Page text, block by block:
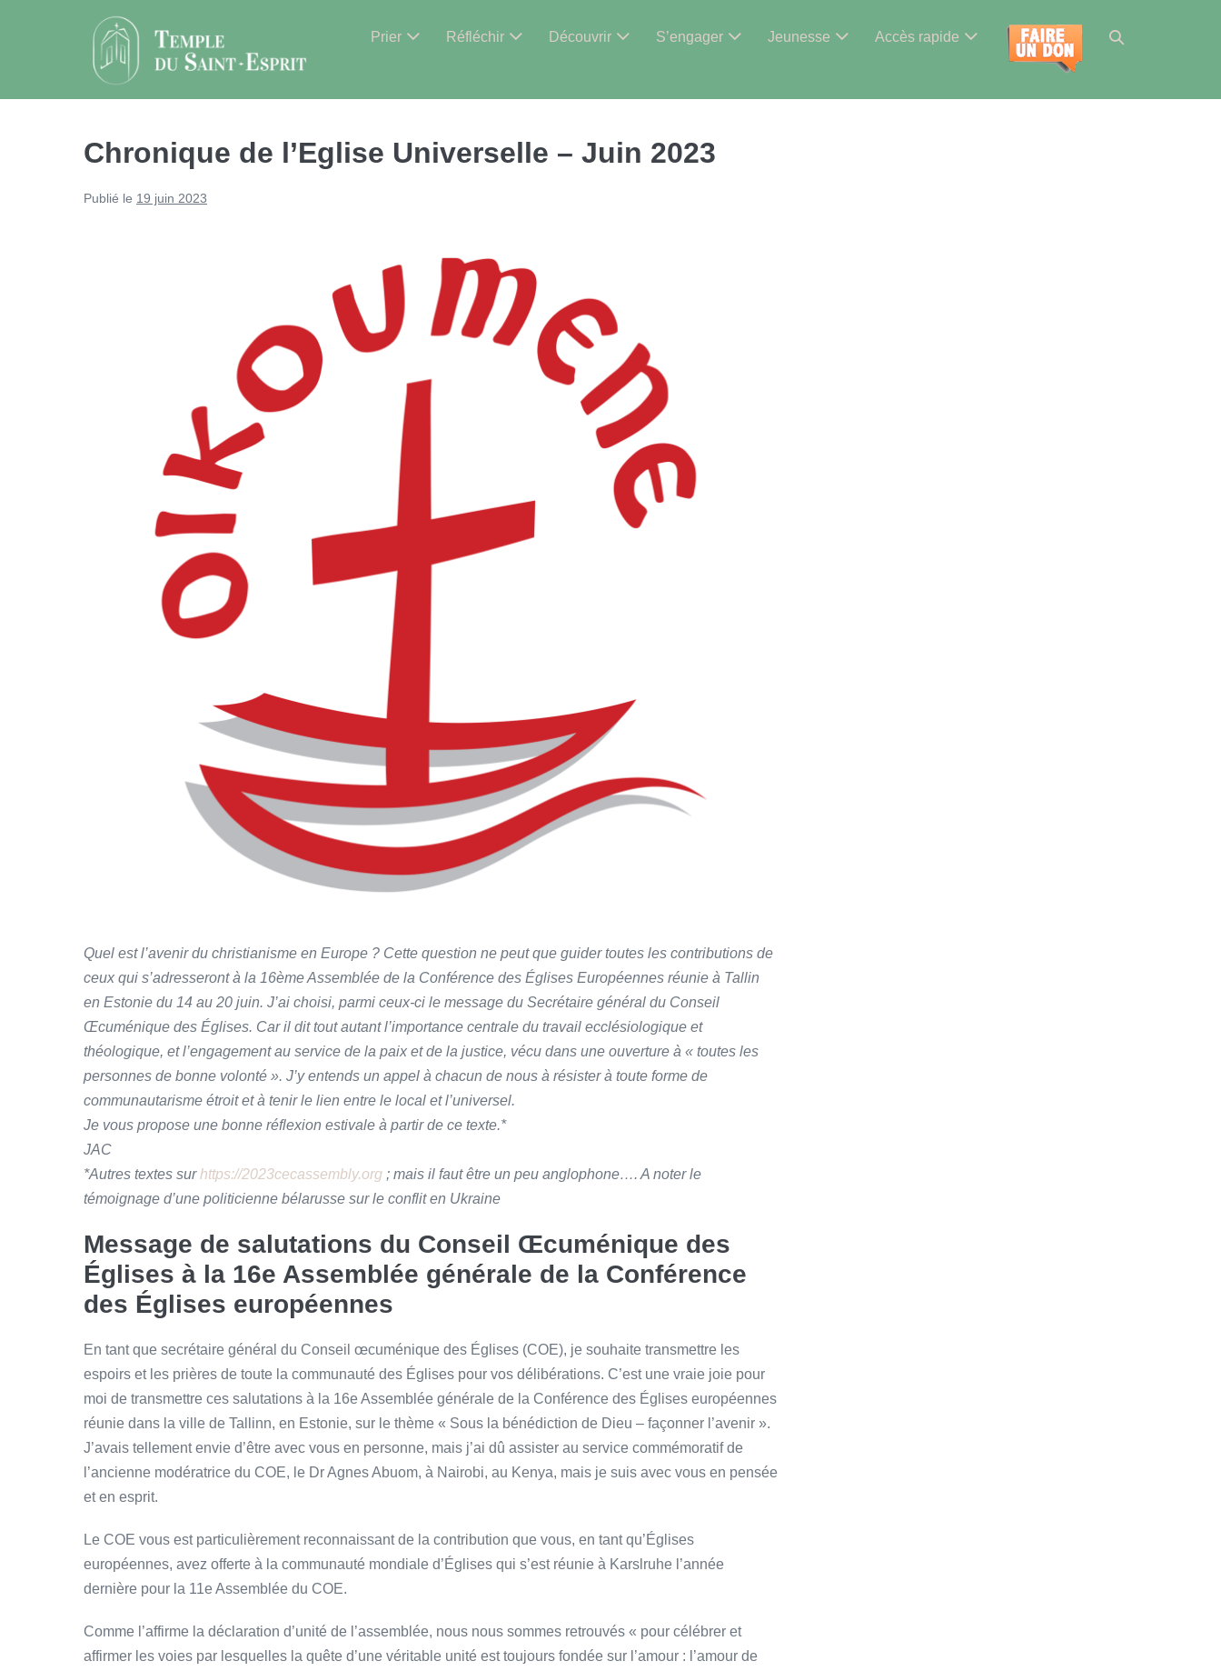
Prier Réfléchir Découvrir S’engager Jeunesse Accès rapide
Basculer
Chronique de l’Eglise Universelle – Juin 2023
Publié le 19 juin 2023
Quel est l’avenir du christianisme en Europe ? Cette question ne peut que guider toutes les contributions de
ceux qui s’adresseront à la 16ème Assemblée de la Conférence des Églises Européennes réunie à Tallin
en Estonie du 14 au 20 juin. J’ai choisi, parmi ceux-ci le message du Secrétaire général du Conseil
Œcuménique des Églises. Car il dit tout autant l’importance centrale du travail ecclésiologique et
théologique, et l’engagement au service de la paix et de la justice, vécu dans une ouverture à « toutes les
personnes de bonne volonté ». J’y entends un appel à chacun de nous à résister à toute forme de
communautarisme étroit et à tenir le lien entre le local et l’universel.
Je vous propose une bonne réflexion estivale à partir de ce texte.*
JAC
*Autres textes surhttps://2023cecassembly.org ; mais il faut être un peu anglophone…. A noter le
témoignage d’une politicienne bélarusse sur le conflit en Ukraine
Message de salutations du Conseil Œcuménique des
Églises à la 16e Assemblée générale de la Conférence
des Églises européennes
En tant que secrétaire général du Conseil œcuménique des Églises (COE), je souhaite transmettre les
espoirs et les prières de toute la communauté des Églises pour vos délibérations. C’est une vraie joie pour
moi de transmettre ces salutations à la 16e Assemblée générale de la Conférence des Églises européennes
réunie dans la ville de Tallinn, en Estonie, sur le thème « Sous la bénédiction de Dieu – façonner l’avenir ».
J’avais tellement envie d’être avec vous en personne, mais j’ai dû assister au service commémoratif de
l’ancienne modératrice du COE, le Dr Agnes Abuom, à Nairobi, au Kenya, mais je suis avec vous en pensée
et en esprit.
Le COE vous est particulièrement reconnaissant de la contribution que vous, en tant qu’Églises
européennes, avez offerte à la communauté mondiale d’Églises qui s’est réunie à Karslruhe l’année
dernière pour la 11e Assemblée du COE.
Comme l’affirme la déclaration d’unité de l’assemblée, nous nous sommes retrouvés « pour célébrer et
affirmer les voies par lesquelles la quête d’une véritable unité est toujours fondée sur l’amour : l’amour de